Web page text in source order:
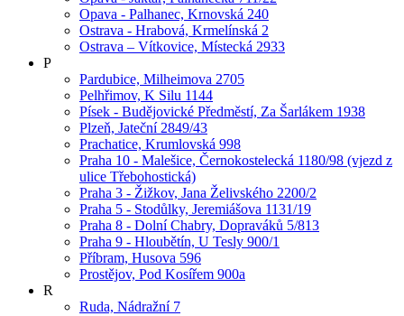
Opava - Palhanec, Krnovská 240
Ostrava - Hrabová, Krmelínská 2
Ostrava – Vítkovice, Místecká 2933
P
Pardubice, Milheimova 2705
Pelhřimov, K Silu 1144
Písek - Budějovické Předměstí, Za Šarlákem 1938
Plzeň, Jateční 2849/43
Prachatice, Krumlovská 998
Praha 10 - Malešice, Černokostelecká 1180/98 (vjezd z
ulice Třebohostická)
Praha 3 - Žižkov, Jana Želivského 2200/2
Praha 5 - Stodůlky, Jeremiášova 1131/19
Praha 8 - Dolní Chabry, Dopraváků 5/813
Praha 9 - Hloubětín, U Tesly 900/1
Příbram, Husova 596
Prostějov, Pod Kosířem 900a
R
Ruda, Nádražní 7